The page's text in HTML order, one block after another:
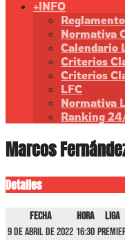
+INFO
Reglamento
Normativa
Calendario
Criterios
Criterios
LFC
Normativa
Ranking
Marcos
Detalles
Fecha Hora Liga
9 de abril de 2022 16:30